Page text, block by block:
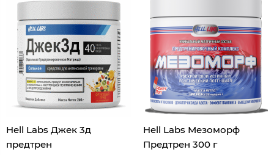
Hell Labs Джек 3д
предтрен
Hell Labs Мезоморф
Предтрен 300 г